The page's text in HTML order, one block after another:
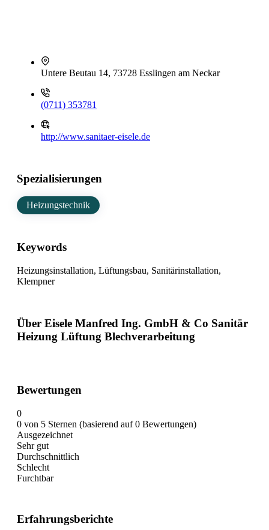
Untere Beutau 14, 73728 Esslingen am Neckar
(0711) 353781
http://www.sanitaer-eisele.de
Spezialisierungen
Heizungstechnik
Keywords
Heizungsinstallation, Lüftungsbau, Sanitärinstallation,
Klempner
Über Eisele Manfred Ing. GmbH & Co Sanitär
Heizung Lüftung Blechverarbeitung
Bewertungen
0
0 von 5 Sternen (basierend auf 0 Bewertungen)
Ausgezeichnet
Sehr gut
Durchschnittlich
Schlecht
Furchtbar
Erfahrungsberichte